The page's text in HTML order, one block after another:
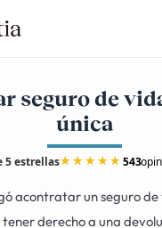
seguro de
única
5 estrellas★ ★ ★ ★ ★ 543
acontratar un seguro
derecho a una